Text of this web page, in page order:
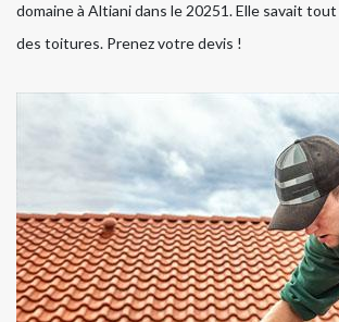
domaine à Altiani dans le 20251. Elle savait
des toitures. Prenez votre devis !